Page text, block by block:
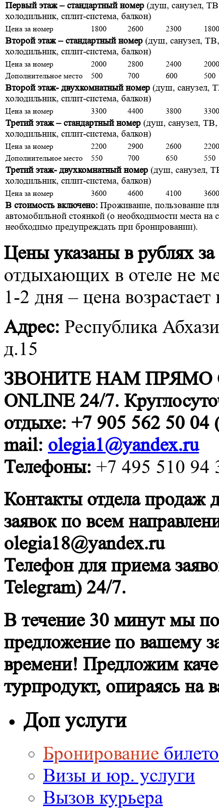
Первый этаж – стандартный номер (душ, санузел,
холодильник, сплит-система, балкон)
Цена за номер 1800 2600 2300 1800
Второй этаж – стандартный номер (душ, санузел, ТВ,
холодильник, сплит-система, балкон)
Цена за номер 2000 2800 2400
2000
Дополнительное место
500 700 600 500
Второй этаж- двухкомнатный номер (душ, санузел,
холодильник, сплит-система, балкон)
Цена за номер 3300 4400 3800 3300
Третий этаж – стандартный номер (душ, санузел, ТВ,
холодильник, сплит-система, балкон)
Цена за номер 2200 2900 2600
2200
Дополнительное место
550 700 650 550
Третий этаж- двухкомнатный номер (душ, санузел,
холодильник, сплит-система, балкон)
Цена за номер 3600 4600 4100 3600
В стоимость включено: Проживание, пользование
автомобильной стоянкой (о необходимости места на
необходимо предупреждать при бронировании).
Цены указаны в рублях за
отдыхающих в отеле не
1-2 дня – цена
Адрес: Республика
д.15
ЗВОНИТЕ НАМ ПРЯМО
ONLINE 24/7.
отдыхе: +7 905 562 50
mail: olegia1@yandex.ru
Телефоны: +7 495 510 94
Контакты отдела продаж
заявок по всем
olegia18@yandex.ru
Телефон для приема
Telegram) 24/7.
В течение 30 минут мы
предложение по вашему
времени! Предложим
турпродукт, опираясь
Доп услуги
Бронирование
Визы и юр. услуги
Вызов курьера